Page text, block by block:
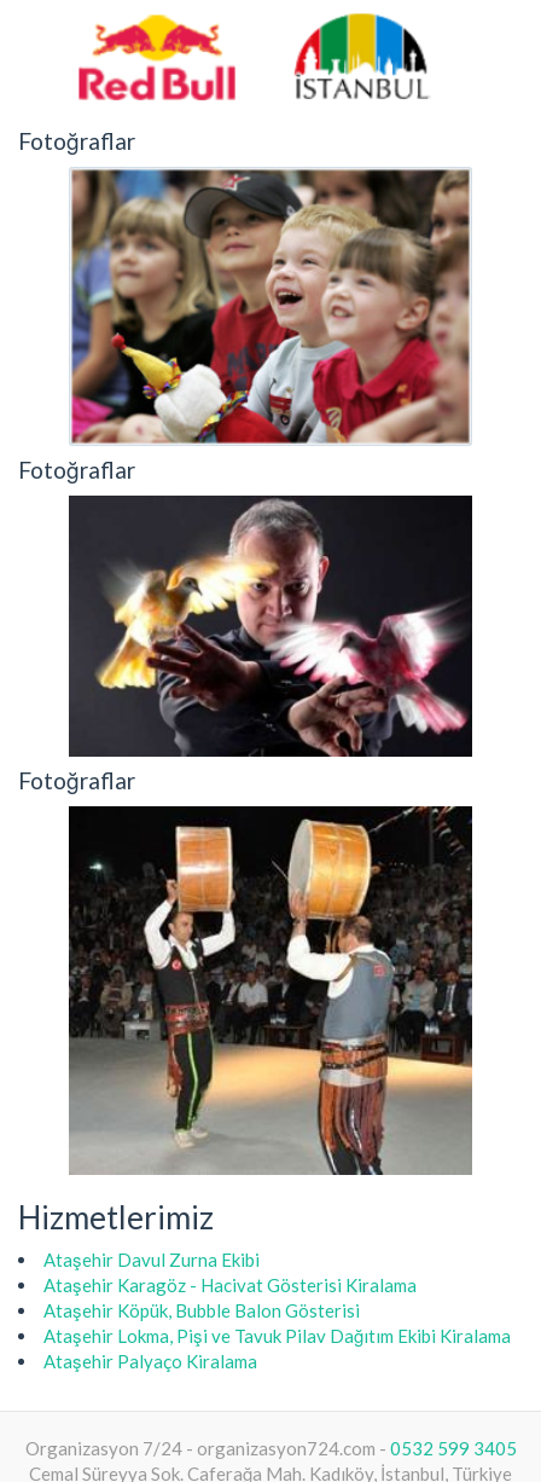
Fotoğraflar
Fotoğraflar
Fotoğraflar
Hizmetlerimiz
Ataşehir Davul Zurna Ekibi
Ataşehir Karagöz - Hacivat Gösterisi Kiralama
Ataşehir Köpük, Bubble Balon Gösterisi
Ataşehir Lokma, Pişi ve Tavuk Pilav Dağıtım Ekibi Kiralama
Ataşehir Palyaço Kiralama
Organizasyon 7/24 - organizasyon724.com - 0532 599 3405
Cemal Süreyya Sok. Caferağa Mah. Kadıköy, İstanbul, Türkiye